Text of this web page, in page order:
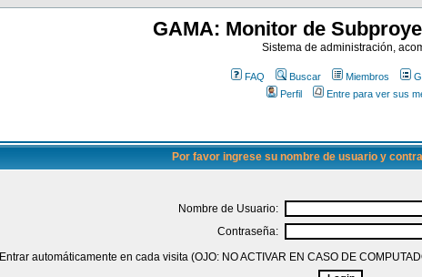
GAMA: Monitor de
Sistema de administración,
FAQ Buscar Miembros
Perfil
Entre para ver sus
Por favor ingrese su nombre de usuario y
Nombre de Usuario:
Contraseña:
Entrar automáticamente en cada visita (OJO: NO ACTIVAR EN CASO DE